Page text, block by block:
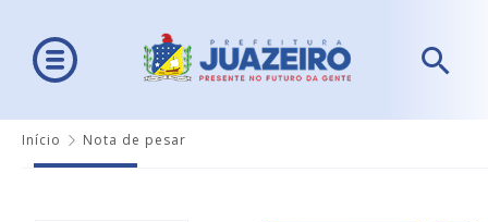
Início Nota de pesar